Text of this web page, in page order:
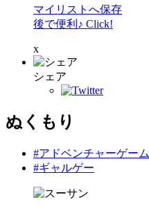
マイリストへ保存
後で便利♪ Click!
x
シェア
ぬくもり
#アドベンチャーゲーム
#ギャルゲー